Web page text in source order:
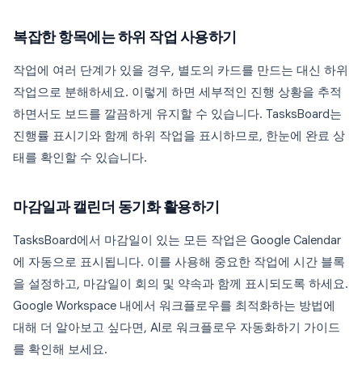
복잡한 항목에는 하위 작업 사용하기
작업에 여러 단계가 있을 경우, 별도의 카드를 만드는 대신 하위
작업으로 분해하세요. 이렇게 하면 세부적인 진행 상황을 추적
하면서도 보드를 깔끔하게 유지할 수 있습니다. TasksBoard는
진행률 표시기와 함께 하위 작업을 표시하므로, 한눈에 완료 상
태를 확인할 수 있습니다.
마감일과 캘린더 동기화 활용하기
TasksBoard에서 마감일이 있는 모든 작업은 Google Calendar
에 자동으로 표시됩니다. 이를 사용해 중요한 작업에 시간 블록
을 설정하고, 마감일이 회의 및 약속과 함께 표시되도록 하세요.
Google Workspace 내에서 워크플로우를 최적화하는 방법에
대해 더 알아보고 싶다면, AI로 워크플로우 자동화하기 가이드
를 확인해 보세요.